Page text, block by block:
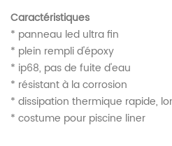
Caractéristiques
* panneau led ultra fin
* plein rempli d'époxy
* ip68, pas de fuite d'eau
* résistant à la corrosion
* dissipation thermique rapide,
* costume pour piscine liner